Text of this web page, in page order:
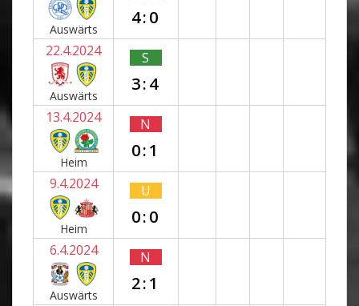
Auswärts
4:0
22.4.2024
Auswärts
S
3:4
13.4.2024
Heim
N
0:1
9.4.2024
Heim
U
0:0
6.4.2024
Auswärts
N
2:1